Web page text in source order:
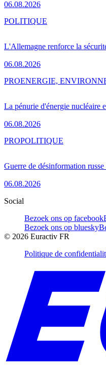
06.08.2026
L'Allemagne renforce la
06.08.2026
POLITIQUE
La pénurie d'énergie nucléaire
06.08.2026
PROENERGIE,
Guerre de désinformation
06.08.2026
PROPOLITIQUE
Social
Bezoek ons op facebook
Bezoek ons op bluesky
© 2026 Euractiv FR
Politique de